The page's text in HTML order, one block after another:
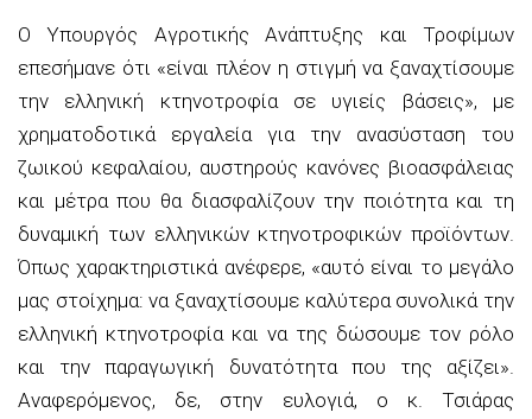
Ο Υπουργός Αγροτικής Ανάπτυξης και Τροφίμων
επεσήμανε ότι «είναι πλέον η στιγμή να ξαναχτίσουμε
την ελληνική κτηνοτροφία σε υγιείς βάσεις», με
χρηματοδοτικά εργαλεία για την ανασύσταση του
ζωικού κεφαλαίου, αυστηρούς κανόνες βιοασφάλειας
και μέτρα που θα διασφαλίζουν την ποιότητα και τη
δυναμική των ελληνικών κτηνοτροφικών προϊόντων.
Όπως χαρακτηριστικά ανέφερε, «αυτό είναι το μεγάλο
μας στοίχημα: να ξαναχτίσουμε καλύτερα συνολικά την
ελληνική κτηνοτροφία και να της δώσουμε τον ρόλο
και την παραγωγική δυνατότητα που της αξίζει».
Αναφερόμενος, δε, στην ευλογιά, ο κ. Τσιάρας